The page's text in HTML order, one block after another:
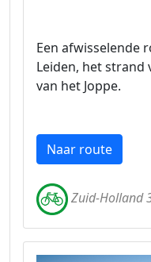
Een afwisselende
Leiden, het strand
van het Joppe.
Naar route
Zuid-Holland